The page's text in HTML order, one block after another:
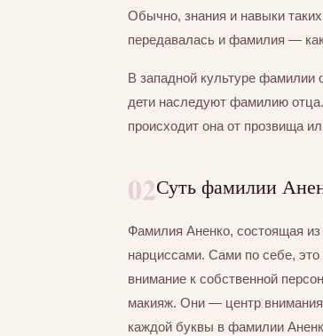
Обычно, знания и навыки
передавалась и фамилия —
В западной культуре фамилии
дети наследуют фамилию
происходит она от прозвища
02Суть фамилии
Фамилия Аненко, состоящая
нарциссами. Сами по себе,
внимание к собственной
макияж. Они — центр внимания,
каждой буквы в фамилии